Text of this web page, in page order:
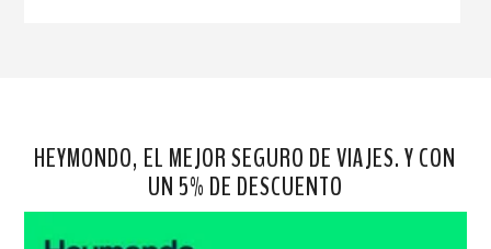
HEYMONDO, EL MEJOR SEGURO DE VIAJES. Y CON
UN 5% DE DESCUENTO